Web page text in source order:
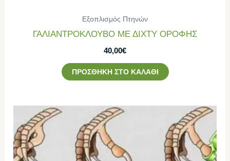
Εξοπλισμός Πτηνών
ΓΑΛΙΑΝΤΡΟΚΛΟΥΒΟ ΜΕ ΔΙΧΤΥ ΟΡΟΦΗΣ
40,00€
ΠΡΟΣΘΉΚΗ ΣΤΟ ΚΑΛΆΘΙ